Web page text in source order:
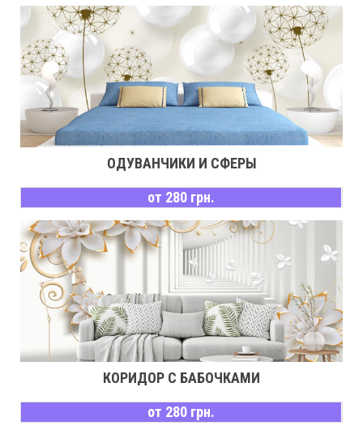
ОДУВАНЧИКИ И СФЕРЫ
от 280 грн.
КОРИДОР С БАБОЧКАМИ
от 280 грн.